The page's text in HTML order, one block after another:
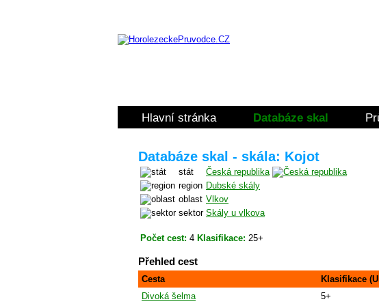
Hlavní stránka Databáze skal
Databáze skal - skála: Kojot
stát
Česká republika
region Dubské skály
oblast Vlkov
sektor Skály u vlkova
Počet cest: 4 Klasifikace: 25+
Přehled cest
Cesta Klasifikace
Divoká šelma
5+